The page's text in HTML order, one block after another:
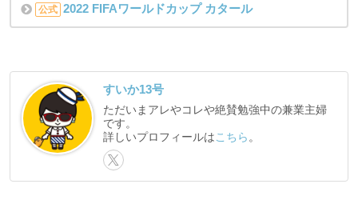
公式 2022 FIFAワールドカップ カタール
すいか13号
ただいまアレやコレや絶賛勉強中の兼業主婦
です。
詳しいプロフィールは こちら 。